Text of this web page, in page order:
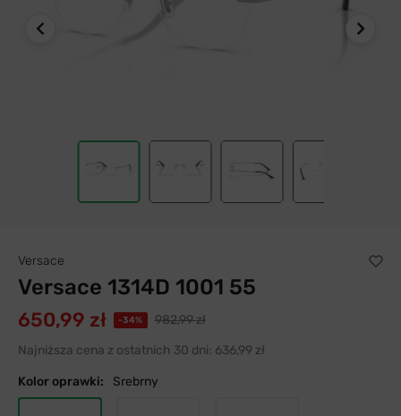
Versace
Versace 1314D 1001 55
650,99 zł -34%
982,99 zł
Najniższa cena z ostatnich 30 dni: 636,99 zł
Kolor oprawki: Srebrny